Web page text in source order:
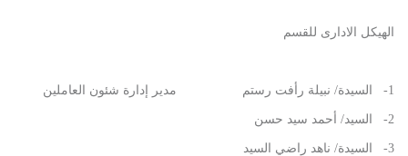
الهيكل الادارى للقسم
1- السيدة/ نبيلة رأفت رستم مدير إدارة شئون العاملين
2- السيد/ أحمد سيد حسن
3- السيدة/ ناهد راضي السيد